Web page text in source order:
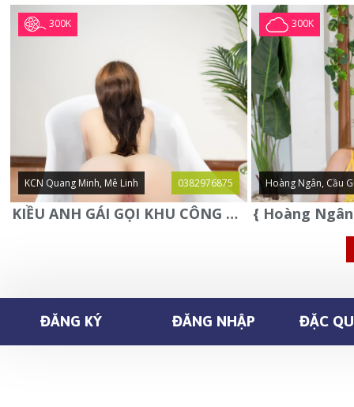
300K
KCN Quang Minh, Mê Linh 0382976875
KIỀU ANH GÁI GỌI KHU CÔNG NGHIỆP QUANG MINH - MÊ LINH
300K
Hoàng Ngân, Cầu
ĐĂNG KÝ ĐĂNG NHẬP ĐẶC